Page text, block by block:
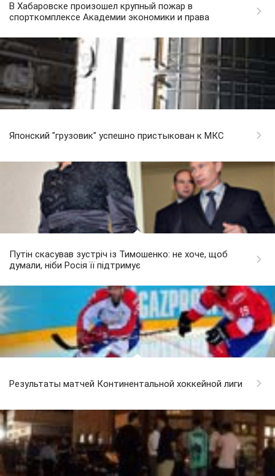
В Хабаровске произошел крупный пожар в
спорткомплексе Академии экономики и права
Японский "грузовик" успешно пристыкован к МКС
Путін скасував зустріч із Тимошенко: не хоче, щоб
думали, ніби Росія її підтримує
Результаты матчей Континентальной хоккейной лиги